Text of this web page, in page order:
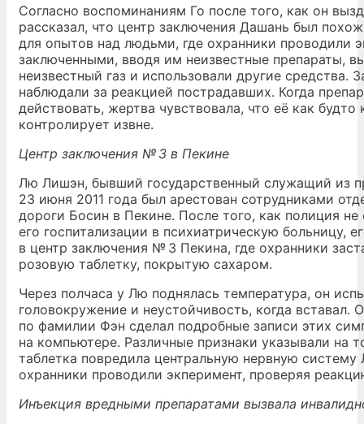
Согласно воспоминаниям Го после того, как он
рассказал, что центр заключения Дашань был
для опытов над людьми, где охранники проводили
заключенными, вводя им неизвестные препараты,
неизвестный газ и использовали другие средства.
наблюдали за реакцией пострадавших. Когда
действовать, жертва чувствовала, что её как будто
контролирует извне.
Центр заключения № 3 в Пекине
Лю Лишэн, бывший государственный служащий из
23 июня 2011 года был арестован сотрудниками
дороги Босин в Пекине. После того, как полиция не
его госпитализации в психиатрическую больницу,
в центр заключения № 3 Пекина, где охранники
розовую таблетку, покрытую сахаром.
Через полчаса у Лю поднялась температура, он
головокружение и неустойчивость, когда вставал.
по фамилии Фэн сделал подробные записи этих
на компьютере. Различные признаки указывали на
таблетка повредила центральную нервную
охранники проводили экперимент, проверяя
Инъекция вредными препаратами вызвала